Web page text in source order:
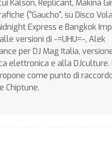
Kalson, Replicant, Makina
("Gaucho", su Disco
Express e Bangkok
versioni di -=UHU=-, Alek
per DJ Mag Italia,
elettronica e alla DJculture.
come punto di
Chiptune.